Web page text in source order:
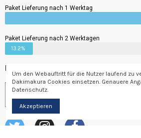
Paket Lieferung nach 1 Werktag
Paket Lieferung nach 2 Werktagen
13.2%
Newsletter
Um den Webauftritt für die Nutzer laufend zu
Dakimakura Cookies einsetzen. Genauere
Datenschutz.
Akzeptieren